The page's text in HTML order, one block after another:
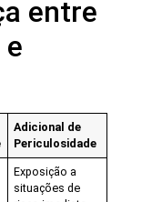
entre
Adicional de
Periculosidade
Exposição a
situações de